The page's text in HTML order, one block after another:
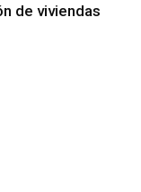
de viviendas